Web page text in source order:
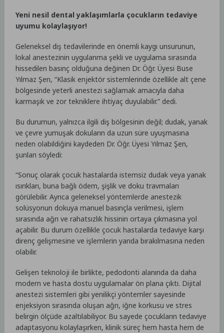
Yeni nesil dental yaklaşımlarla çocukların tedaviye
uyumu kolaylaşıyor!
Geleneksel diş tedavilerinde en önemli kaygı unsurunun,
lokal anestezinin uygulanma şekli ve uygulama sırasında
hissedilen basınç olduğuna değinen Dr. Öğr. Üyesi Buse
Yılmaz Şen, “Klasik enjektör sistemlerinde özellikle alt çene
bölgesinde yeterli anestezi sağlamak amacıyla daha
karmaşık ve zor tekniklere ihtiyaç duyulabilir.” dedi.
Bu durumun, yalnızca ilgili diş bölgesinin değil; dudak, yanak
ve çevre yumuşak dokuların da uzun süre uyuşmasına
neden olabildiğini kaydeden Dr. Öğr. Üyesi Yılmaz Şen,
şunları söyledi:
“Sonuç olarak çocuk hastalarda istemsiz dudak veya yanak
ısırıkları, buna bağlı ödem, şişlik ve doku travmaları
görülebilir. Ayrıca geleneksel yöntemlerde anestezik
solüsyonun dokuya manuel basınçla verilmesi, işlem
sırasında ağrı ve rahatsızlık hissinin ortaya çıkmasına yol
açabilir. Bu durum özellikle çocuk hastalarda tedaviye karşı
direnç gelişmesine ve işlemlerin yarıda bırakılmasına neden
olabilir.
Gelişen teknoloji ile birlikte, pedodonti alanında da daha
modern ve hasta dostu uygulamalar ön plana çıktı. Dijital
anestezi sistemleri gibi yenilikçi yöntemler sayesinde
enjeksiyon sırasında oluşan ağrı, iğne korkusu ve stres
belirgin ölçüde azaltılabiliyor. Bu sayede çocukların tedaviye
adaptasyonu kolaylaşırken, klinik süreç hem hasta hem de